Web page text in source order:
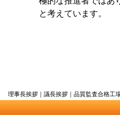
と考えています。
理事長挨拶 議長挨拶 品質監査合格工